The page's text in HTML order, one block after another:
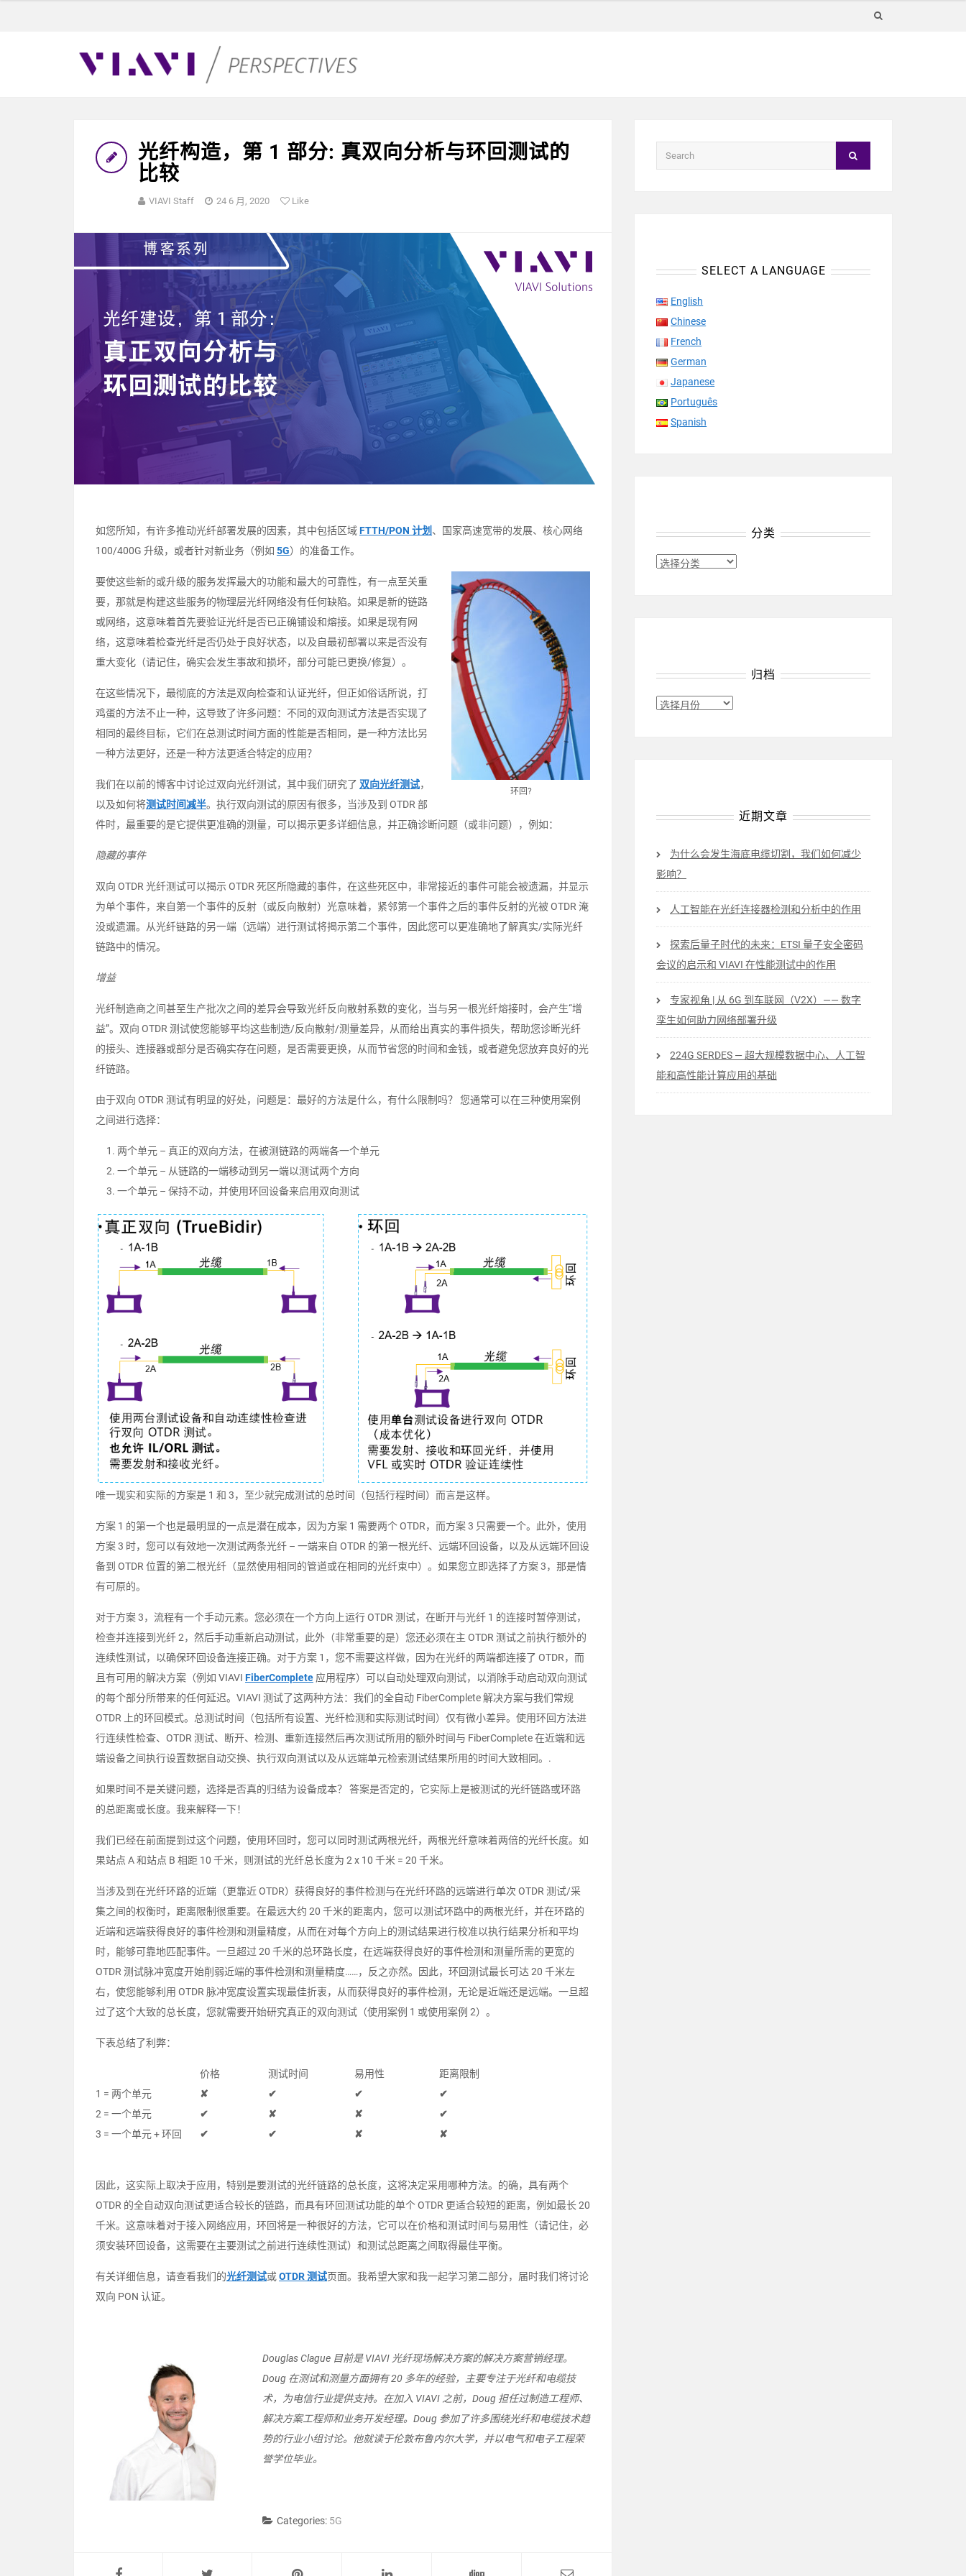
光纤构造，第 1 部分: 真双向分析与环回测试的
比较
VIAVI Staff 24 6 月, 2020 Like
如您所知，有许多推动光纤部署发展的因素，其中包括区域FTTH/PON 计划 、国家高速宽带的发展、核心网络
100/400G 升级，或者针对新业务（例如 5G）的准备工作。
环回?
要使这些新的或升级的服务发挥最大的功能和最大的可靠性，有一点至关重
要，那就是构建这些服务的物理层光纤网络没有任何缺陷。如果是新的链路
或网络，这意味着首先要验证光纤是否已正确铺设和熔接。如果是现有网
络，这意味着检查光纤是否仍处于良好状态，以及自最初部署以来是否没有
重大变化（请记住，确实会发生事故和损坏，部分可能已更换/修复）。
在这些情况下，最彻底的方法是双向检查和认证光纤，但正如俗话所说，打
鸡蛋的方法不止一种，这导致了许多问题：不同的双向测试方法是否实现了
相同的最终目标，它们在总测试时间方面的性能是否相同，是一种方法比另
一种方法更好，还是一种方法更适合特定的应用？
我们在以前的博客中讨论过双向光纤测试，其中我们研究了 双向光纤测试，
以及如何将测试时间减半。执行双向测试的原因有很多，当涉及到 OTDR 部
件时，最重要的是它提供更准确的测量，可以揭示更多详细信息，并正确诊断问题（或非问题），例如：
隐藏的事件
双向 OTDR 光纤测试可以揭示 OTDR 死区所隐藏的事件，在这些死区中，非常接近的事件可能会被遗漏，并显示
为单个事件，来自第一个事件的反射（或反向散射）光意味着，紧邻第一个事件之后的事件反射的光被 OTDR 淹
没或遗漏。从光纤链路的另一端（远端）进行测试将揭示第二个事件，因此您可以更准确地了解真实/实际光纤
链路中的情况。
增益
光纤制造商之间甚至生产批次之间的差异会导致光纤反向散射系数的变化，当与另一根光纤熔接时，会产生“增
益”。双向 OTDR 测试使您能够平均这些制造/反向散射/测量差异，从而给出真实的事件损失，帮助您诊断光纤
的接头、连接器或部分是否确实存在问题，是否需要更换，从而节省您的时间和金钱，或者避免您放弃良好的光
纤链路。
由于双向 OTDR 测试有明显的好处，问题是：最好的方法是什么，有什么限制吗？ 您通常可以在三种使用案例
之间进行选择：
两个单元 – 真正的双向方法，在被测链路的两端各一个单元
一个单元 – 从链路的一端移动到另一端以测试两个方向
一个单元 – 保持不动，并使用环回设备来启用双向测试
唯一现实和实际的方案是 1 和 3，至少就完成测试的总时间（包括行程时间）而言是这样。
方案 1 的第一个也是最明显的一点是潜在成本，因为方案 1 需要两个 OTDR，而方案 3 只需要一个。此外，使用
方案 3 时，您可以有效地一次测试两条光纤 – 一端来自 OTDR 的第一根光纤、远端环回设备，以及从远端环回设
备到 OTDR 位置的第二根光纤（显然使用相同的管道或在相同的光纤束中）。如果您立即选择了方案 3，那是情
有可原的。
对于方案 3，流程有一个手动元素。您必须在一个方向上运行 OTDR 测试，在断开与光纤 1 的连接时暂停测试，
检查并连接到光纤 2，然后手动重新启动测试，此外（非常重要的是）您还必须在主 OTDR 测试之前执行额外的
连续性测试，以确保环回设备连接正确。对于方案 1，您不需要这样做，因为在光纤的两端都连接了 OTDR，而
且有可用的解决方案（例如 VIAVI FiberComplete 应用程序）可以自动处理双向测试，以消除手动启动双向测试
的每个部分所带来的任何延迟。VIAVI 测试了这两种方法：我们的全自动 FiberComplete 解决方案与我们常规
OTDR 上的环回模式。总测试时间（包括所有设置、光纤检测和实际测试时间）仅有微小差异。使用环回方法进
行连续性检查、OTDR 测试、断开、检测、重新连接然后再次测试所用的额外时间与 FiberComplete 在近端和远
端设备之间执行设置数据自动交换、执行双向测试以及从远端单元检索测试结果所用的时间大致相同。.
如果时间不是关键问题，选择是否真的归结为设备成本？ 答案是否定的，它实际上是被测试的光纤链路或环路
的总距离或长度。我来解释一下！
我们已经在前面提到过这个问题，使用环回时，您可以同时测试两根光纤，两根光纤意味着两倍的光纤长度。如
果站点 A 和站点 B 相距 10 千米，则测试的光纤总长度为 2 x 10 千米 = 20 千米。
当涉及到在光纤环路的近端（更靠近 OTDR）获得良好的事件检测与在光纤环路的远端进行单次 OTDR 测试/采
集之间的权衡时，距离限制很重要。在最远大约 20 千米的距离内，您可以测试环路中的两根光纤，并在环路的
近端和远端获得良好的事件检测和测量精度，从而在对每个方向上的测试结果进行校准以执行结果分析和平均
时，能够可靠地匹配事件。一旦超过 20 千米的总环路长度，在远端获得良好的事件检测和测量所需的更宽的
OTDR 测试脉冲宽度开始削弱近端的事件检测和测量精度……，反之亦然。因此，环回测试最长可达 20 千米左
右，使您能够利用 OTDR 脉冲宽度设置实现最佳折衷，从而获得良好的事件检测，无论是近端还是远端。一旦超
过了这个大致的总长度，您就需要开始研究真正的双向测试（使用案例 1 或使用案例 2）。
下表总结了利弊：
价格 测试时间 易用性
距离限制
1 = 两个单元
✘ ✔ ✔
✔
2 = 一个单元
✔ ✘ ✘
✔
3 = 一个单元 + 环回
✔ ✔ ✘ ✘
因此，这实际上取决于应用，特别是要测试的光纤链路的总长度，这将决定采用哪种方法。的确，具有两个
OTDR 的全自动双向测试更适合较长的链路，而具有环回测试功能的单个 OTDR 更适合较短的距离，例如最长 20
千米。这意味着对于接入网络应用，环回将是一种很好的方法，它可以在价格和测试时间与易用性（请记住，必
须安装环回设备，这需要在主要测试之前进行连续性测试）和测试总距离之间取得最佳平衡。
有关详细信息，请查看我们的光纤测试或 OTDR 测试页面。我希望大家和我一起学习第二部分，届时我们将讨论
双向 PON 认证。
Douglas Clague 目前是 VIAVI 光纤现场解决方案的解决方案营销经理。
Doug 在测试和测量方面拥有 20 多年的经验，主要专注于光纤和电缆技
术，为电信行业提供支持。在加入 VIAVI 之前，Doug 担任过制造工程师、
解决方案工程师和业务开发经理。Doug 参加了许多围绕光纤和电缆技术趋
势的行业小组讨论。他就读于伦敦布鲁内尔大学，并以电气和电子工程荣
誉学位毕业。
Categories: 5G
SELECT A LANGUAGE
English
Chinese
French
German
Japanese
Português
Spanish
分类
分
归档
归
近期文章
为什么会发生海底电缆切割，我们如何减少
影响？
人工智能在光纤连接器检测和分析中的作用
探索后量子时代的未来：ETSI 量子安全密码
会议的启示和 VIAVI 在性能测试中的作用
专家视角 | 从 6G 到车联网（V2X）—— 数字
孪生如何助力网络部署升级
224G SERDES — 超大规模数据中心、人工智
能和高性能计算应用的基础